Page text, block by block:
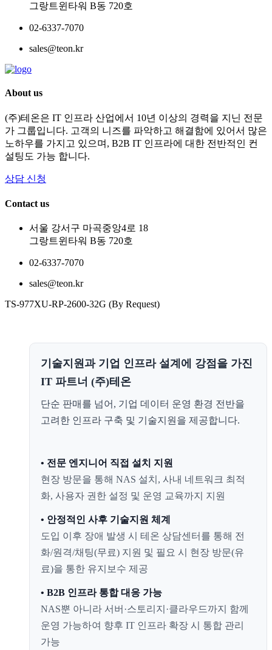
그랑트윈타워 B동 720호
02-6337-7070
sales@teon.kr
About us
(주)테온은 IT 인프라 산업에서 10년 이상의 경력을 지닌 전문
가 그룹입니다. 고객의 니즈를 파악하고 해결함에 있어서 많은
노하우를 가지고 있으며, B2B IT 인프라에 대한 전반적인 컨
설팅도 가능 합니다.
상담 신청
Contact us
서울 강서구 마곡중앙4로 18
그랑트윈타워 B동 720호
02-6337-7070
sales@teon.kr
TS-977XU-RP-2600-32G (By Request)
기술지원과 기업 인프라 설계에 강점을 가진
IT 파트너 (주)테온
단순 판매를 넘어, 기업 데이터 운영 환경 전반을
고려한 인프라 구축 및 기술지원을 제공합니다.
• 전문 엔지니어 직접 설치 지원
현장 방문을 통해 NAS 설치, 사내 네트워크 최적
화, 사용자 권한 설정 및 운영 교육까지 지원
• 안정적인 사후 기술지원 체계
도입 이후 장애 발생 시 테온 상담센터를 통해 전
화/원격/채팅(무료) 지원 및 필요 시 현장 방문(유
료)을 통한 유지보수 제공
• B2B 인프라 통합 대응 가능
NAS뿐 아니라 서버·스토리지·클라우드까지 함께
운영 가능하여 향후 IT 인프라 확장 시 통합 관리
가능